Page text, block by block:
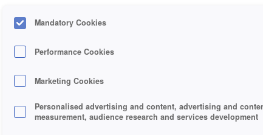
Mandatory Cookies
Performance Cookies
Marketing Cookies
Personalised advertising and content, advertising and
measurement, audience research and services development